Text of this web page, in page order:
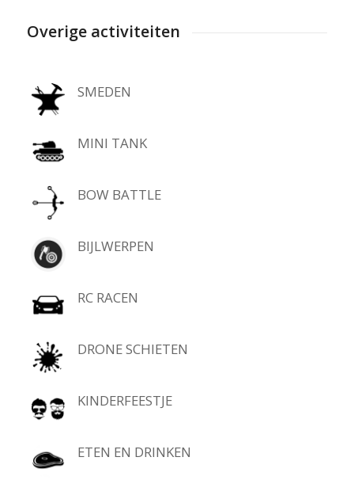
Overige activiteiten
SMEDEN
MINI TANK
BOW BATTLE
BIJLWERPEN
RC RACEN
DRONE SCHIETEN
KINDERFEESTJE
ETEN EN DRINKEN